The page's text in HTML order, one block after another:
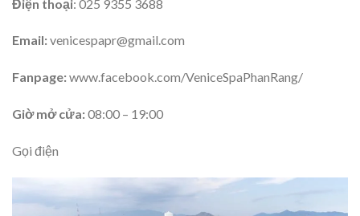
Điện thoại: 025 9355 3688
Email:venicespapr@gmail.com
Fanpage:www.facebook.com/VeniceSpaPhanRang/
Giờ mở cửa:08:00 – 19:00
Gọi điện